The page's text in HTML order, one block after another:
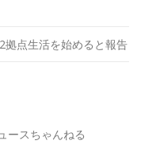
拠点生活を始めると報告
ースちゃんねる